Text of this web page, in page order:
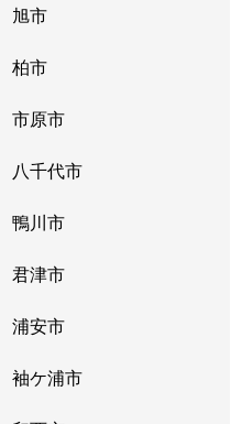
旭市
柏市
市原市
八千代市
鴨川市
君津市
浦安市
袖ケ浦市